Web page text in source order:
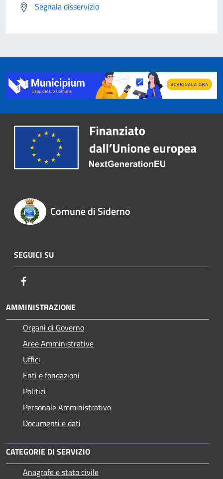
Segnala disservizio
Comune di Siderno
SEGUICI SU
AMMINISTRAZIONE
Organi di Governo
Aree Amministrative
Uffici
Enti e fondazioni
Politici
Personale Amministrativo
Documenti e dati
CATEGORIE DI SERVIZIO
Anagrafe e stato civile